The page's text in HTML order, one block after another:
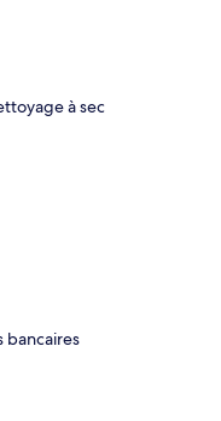
à sec
bancaires